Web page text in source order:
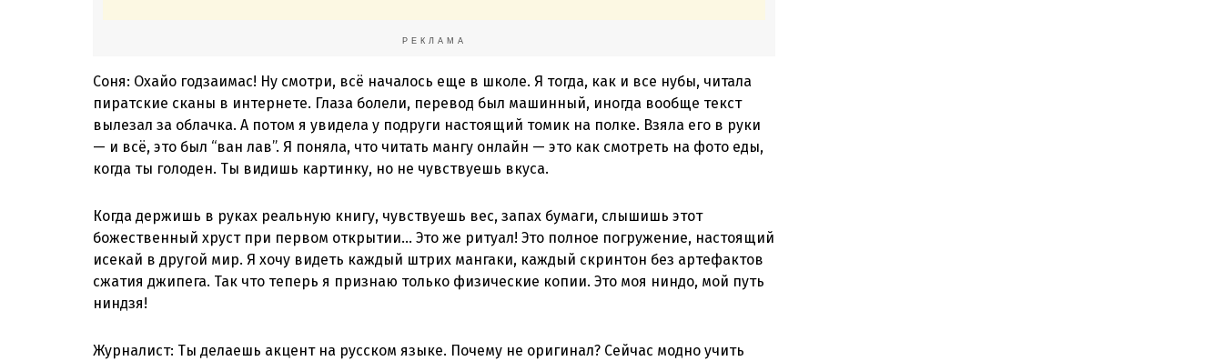
РЕКЛАМА
Соня: Охайо годзаимас! Ну смотри, всё началось еще в школе. Я тогда, как и все нубы, читала
пиратские сканы в интернете. Глаза болели, перевод был машинный, иногда вообще текст
вылезал за облачка. А потом я увидела у подруги настоящий томик на полке. Взяла его в руки
— и всё, это был “ван лав”. Я поняла, что читать мангу онлайн — это как смотреть на фото еды,
когда ты голоден. Ты видишь картинку, но не чувствуешь вкуса.
Когда держишь в руках реальную книгу, чувствуешь вес, запах бумаги, слышишь этот
божественный хруст при первом открытии… Это же ритуал! Это полное погружение, настоящий
исекай в другой мир. Я хочу видеть каждый штрих мангаки, каждый скринтон без артефактов
сжатия джипега. Так что теперь я признаю только физические копии. Это моя ниндо, мой путь
ниндзя!
Журналист: Ты делаешь акцент на русском языке. Почему не оригинал? Сейчас модно учить